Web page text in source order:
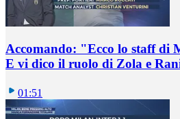
Accomando: "Ecco lo staff di
E vi dico il ruolo di Zola e
01:51